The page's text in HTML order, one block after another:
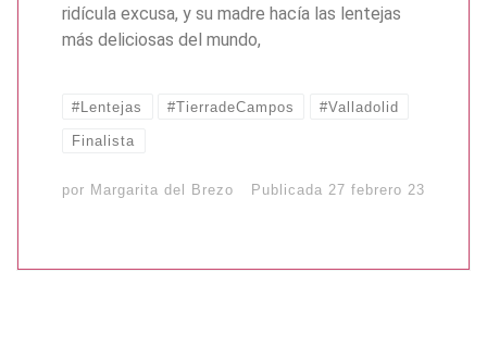
ridícula excusa, y su madre hacía las lentejas
más deliciosas del mundo,
#Lentejas #TierradeCampos #Valladolid
Finalista
por Margarita del Brezo Publicada 27 febrero 23